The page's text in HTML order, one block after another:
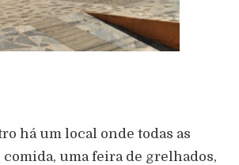
há um local onde todas as
comida, uma feira de grelhados,